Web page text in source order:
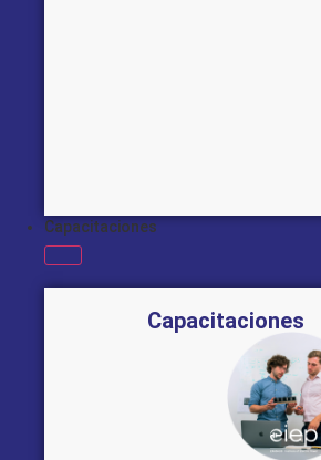
Capacitaciones
Capacitaciones